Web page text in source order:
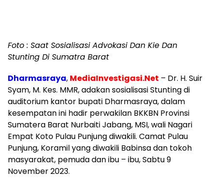
Foto : Saat Sosialisasi Advokasi Dan Kie Dan
Stunting Di Sumatra Barat
Dharmasraya, MediaInvestigasi.Net – Dr. H. Suir
Syam, M. Kes. MMR, adakan sosialisasi Stunting di
auditorium kantor bupati Dharmasraya, dalam
kesempatan ini hadir perwakilan BKKBN Provinsi
Sumatera Barat Nurbaiti Jabang, MSI, wali Nagari
Empat Koto Pulau Punjung diwakili. Camat Pulau
Punjung, Koramil yang diwakili Babinsa dan tokoh
masyarakat, pemuda dan ibu – ibu, Sabtu 9
November 2023.